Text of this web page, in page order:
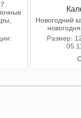
Новогодний
Размер: